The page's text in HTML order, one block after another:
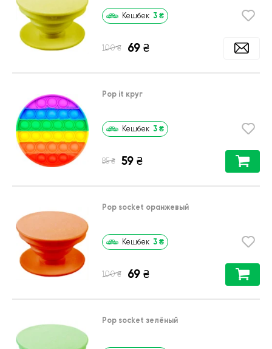
Кешбек 3 ₴
100 ₴ 69 ₴
Pop it круг
Кешбек 3 ₴
85 ₴ 59 ₴
Pop socket оранжевый
Кешбек 3 ₴
100 ₴ 69 ₴
Pop socket зелёный